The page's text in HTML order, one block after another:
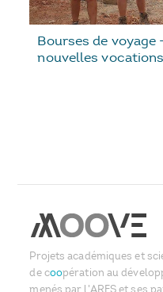
Bourses de
nouvelles vocations
Projets académiques et
de coopération au
menés par l'ARES et ses